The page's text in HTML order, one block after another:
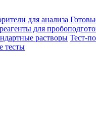
для анализа
для
растворы Тест-
тесты